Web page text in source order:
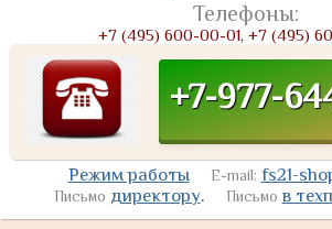
Телефоны:
+7 (495) 600-00-01, +7 (495)
+7-977-
Режим работы E-mail: fs21-
Письмо директору. Письмо в